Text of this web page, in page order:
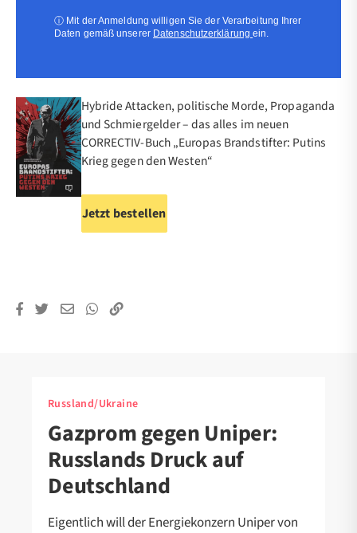
ⓘ Mit der Anmeldung willigen Sie der Verarbeitung Ihrer
Daten gemäß unserer Datenschutzerklärungein.
Hybride Attacken, politische Morde, Propaganda
und Schmiergelder – das alles im neuen
CORRECTIV-Buch „Europas Brandstifter: Putins
Krieg gegen den Westen“
Jetzt bestellen
Russland/Ukraine
Gazprom gegen Uniper:
Russlands Druck auf
Deutschland
Eigentlich will der Energiekonzern Uniper von